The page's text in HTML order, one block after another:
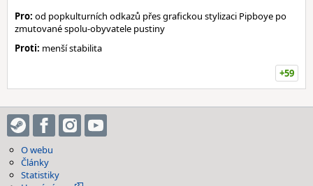
Pro: od popkulturních odkazů přes grafickou stylizaci Pipboye po
zmutované spolu-obyvatele pustiny
Proti: menší stabilita
+59
O webu
Články
Statistiky